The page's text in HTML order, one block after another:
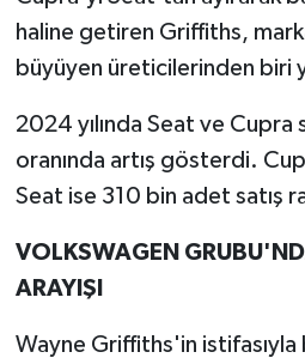
haline getiren Griffiths,
büyüyen üreticilerinden biri
2024 yılında Seat ve Cupra
oranında artış gösterdi.
Seat ise 310 bin adet satış
VOLKSWAGEN
ARAYIŞI
Wayne Griffiths'in istifasıyla